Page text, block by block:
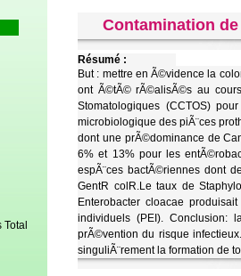
Contamination
Résumé :
But : mettre en Ã©vidence la
ont Ã©tÃ© rÃ©alisÃ©s au
Stomatologiques (CCTOS)
microbiologique des piÃ¨ces
dont une prÃ©dominance de
6% et 13% pour les
espÃ¨ces bactÃ©riennes dont
GentR colR.Le taux de
Enterobacter cloacae
individuels (PEI). Conclusion:
prÃ©vention du risque
singuliÃ¨rement la formation de